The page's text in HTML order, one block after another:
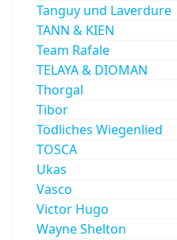
Tanguy und Laverdure
TANN & KIEN
Team Rafale
TELAYA & DIOMAN
Thorgal
Tibor
Tödliches Wiegenlied
TOSCA
Ukas
Vasco
Victor Hugo
Wayne Shelton